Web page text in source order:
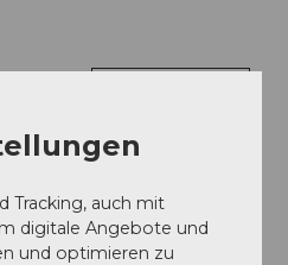
Tracking, auch mit
digitale Angebote und
und optimieren zu